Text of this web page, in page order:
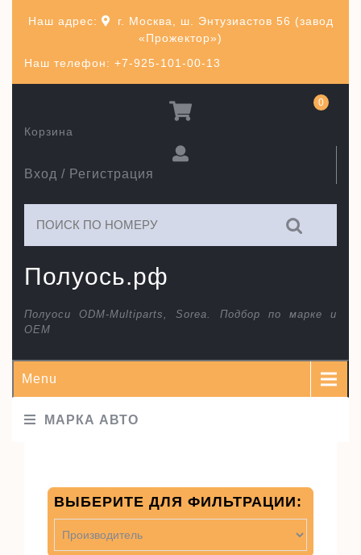
Наш телефон: +7-925-101-00-13
Наш адрес:
г. Москва, ш. Энтузиастов 56 (завод
«Прожектор»)
Полуось.рф
Полуоси ODM-Multiparts, Sorea. Подбор по марке и
ОЕМ
Вход / Регистрация
Корзина
0
Menu
МАРКА АВТО
ВЫБЕРИТЕ ДЛЯ ФИЛЬТРАЦИИ: